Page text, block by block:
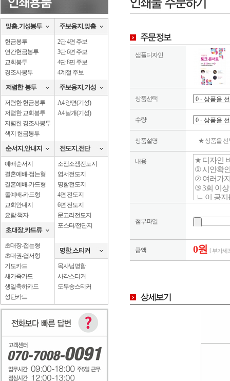
헌금봉투
연간헌금봉투
교회봉투
경조사봉투
저렴한 헌금봉투
저렴한 교회봉투
저렴한 경조사봉투
색지 헌금봉투
예배순서지
결혼예배-접는형
결혼예배-카드형
돌예배-카드형
교회안내지
요람.책자
초대장-접는형
초대권-엽서형
기도카드
새가족카드
생일축하카드
성탄카드
2단 4면 주보
3단 6면 주보
4단 8면 주보
4계절 주보
A4 양면(기성)
A4 날개(기성)
소잼소잼전도지
엽서전도지
명함전도지
4면 전도지
6면 전도지
문고리전도지
포스터/전단지
목사님명함
사각스티커
도무송스티커
샘플디자인
상품선택
수량
상품설명 ★ 상품을 선
내용
첨부파일
금액 0원 [ 부가세